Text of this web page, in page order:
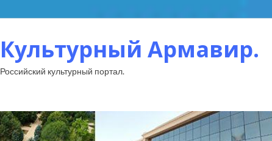
Культурный Армавир.
Российский культурный портал.